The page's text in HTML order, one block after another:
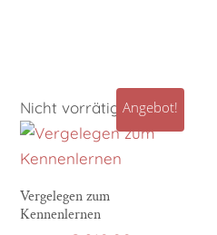
Angebot!
Nicht vorrätig
Weiterlesen
Vergelegen zum
Kennenlernen